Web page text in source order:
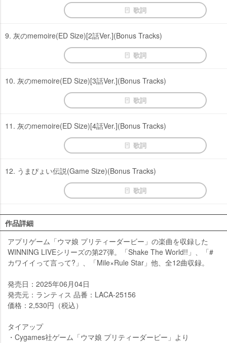
歌詞
9. 灰のmemoire(ED Size)[2話Ver.](Bonus Tracks)
歌詞
10. 灰のmemoire(ED Size)[3話Ver.](Bonus Tracks)
歌詞
11. 灰のmemoire(ED Size)[4話Ver.](Bonus Tracks)
歌詞
12. うまぴょい伝説(Game Size)(Bonus Tracks)
歌詞
作品詳細
アプリゲーム「ウマ娘 プリティーダービー」の楽曲を収録した
WINNING LIVEシリーズの第27弾。「Shake The World!!」、「#
カワイイって言って?」、「Mile×Rule Star」他、全12曲収録。
発売日：2025年06月04日
発売元：ランティス 品番：LACA-25156
価格：2,530円（税込）
タイアップ
・Cygames社ゲーム「ウマ娘 プリティーダービー」より